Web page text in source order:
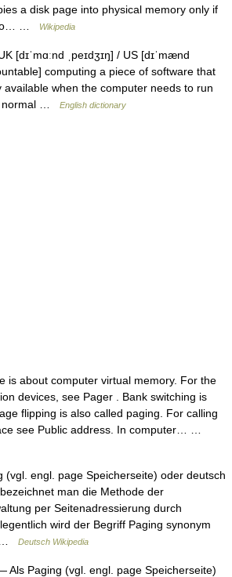
a disk page into physical memory only if
to… …
Wikipedia
[dɪˈmɑːnd ˌpeɪdʒɪŋ] / US [dɪˈmænd
computing a piece of software that
available when the computer needs to run
normal …
English dictionary
is about computer virtual memory. For the
devices, see Pager . Bank switching is
flipping is also called paging. For calling
see Public address. In computer… …
(vgl. engl. page Speicherseite) oder deutsch
man die Methode der
per Seitenadressierung durch
wird der Begriff Paging synonym
…
Deutsch Wikipedia
Als Paging (vgl. engl. page Speicherseite)